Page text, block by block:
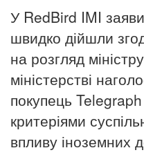
У RedBird IMI
швидко дійшли
на розгляд
міністерстві
покупець
критеріями
впливу іноземних